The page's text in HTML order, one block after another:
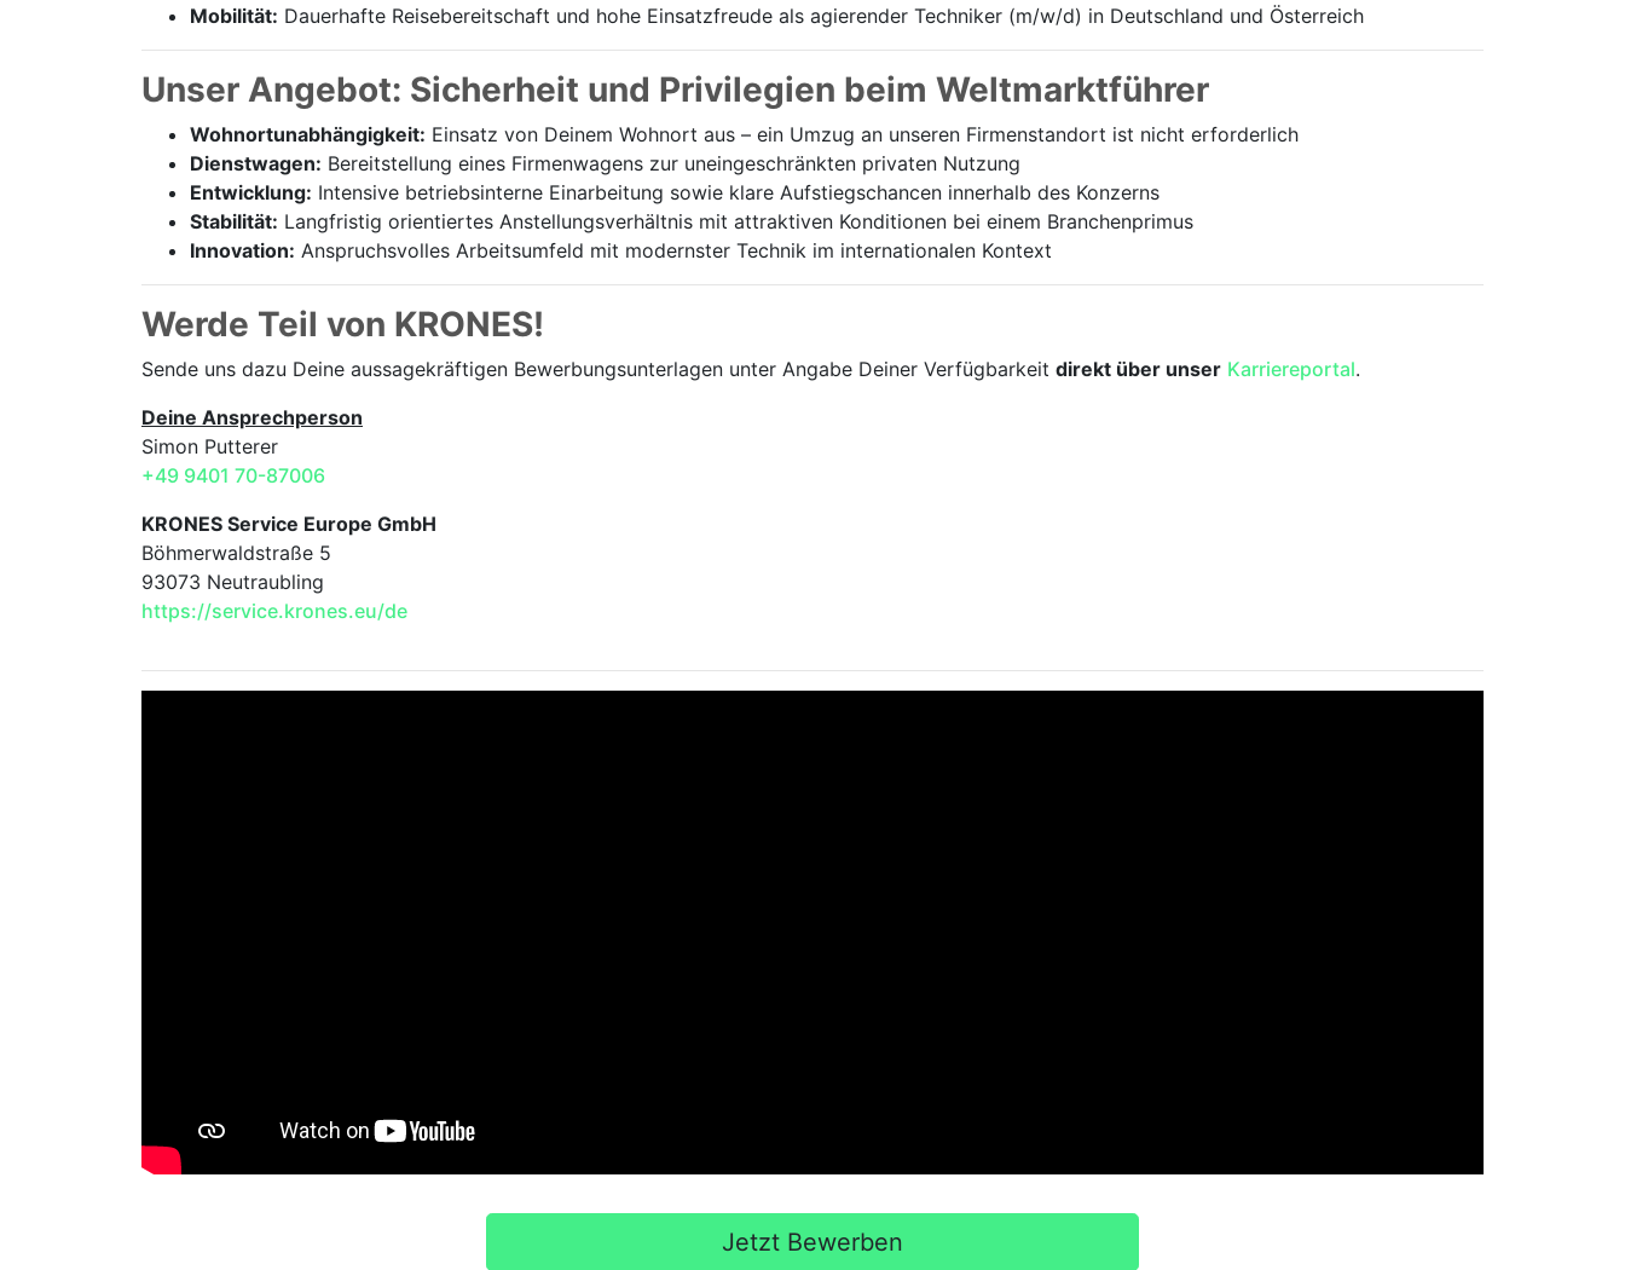
Mobilität: Dauerhafte Reisebereitschaft und hohe Einsatzfreude als agierender Techniker (m/w/d) in Deutschland und Österreich
Unser Angebot: Sicherheit und Privilegien beim Weltmarktführer
Wohnortunabhängigkeit: Einsatz von Deinem Wohnort aus – ein Umzug an unseren Firmenstandort ist nicht erforderlich
Dienstwagen: Bereitstellung eines Firmenwagens zur uneingeschränkten privaten Nutzung
Entwicklung: Intensive betriebsinterne Einarbeitung sowie klare Aufstiegschancen innerhalb des Konzerns
Stabilität: Langfristig orientiertes Anstellungsverhältnis mit attraktiven Konditionen bei einem Branchenprimus
Innovation: Anspruchsvolles Arbeitsumfeld mit modernster Technik im internationalen Kontext
Werde Teil von KRONES!
Sende uns dazu Deine aussage­kräftigen Bewerbungsunterlagen unter Angabe Deiner Verfügbarkeit direkt über unser Karriereportal.
Deine Ansprechperson
Simon Putterer
+49 9401 70-87006
KRONES Service Europe GmbH
Böhmerwaldstraße 5
93073 Neutraubling
https://service.krones.eu/de
Jetzt Bewerben